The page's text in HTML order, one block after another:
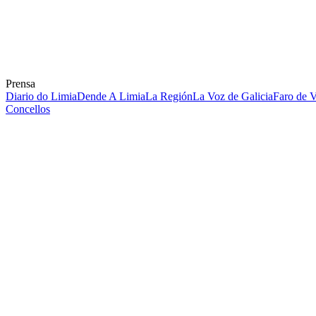
Prensa
Diario do LimiaDende A LimiaLa RegiónLa Voz de GaliciaFaro de
Concellos